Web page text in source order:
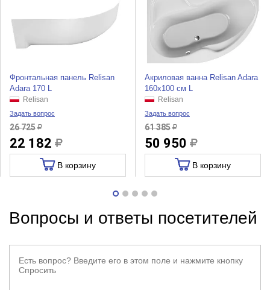
Фронтальная панель Relisan
Adara 170 L
Relisan
Задать вопрос
26 725
22 182
В корзину
Акриловая ванна Relisan Adara
160x100 см L
Relisan
Задать вопрос
61 385
50 950
В корзину
Вопросы и ответы посетителей